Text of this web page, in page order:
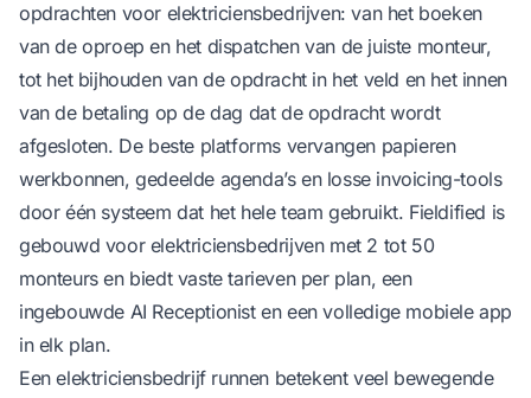
opdrachten voor elektriciensbedrijven: van het boeken
van de oproep en het dispatchen van de juiste monteur,
tot het bijhouden van de opdracht in het veld en het innen
van de betaling op de dag dat de opdracht wordt
afgesloten. De beste platforms vervangen papieren
werkbonnen, gedeelde agenda’s en losse invoicing-tools
door één systeem dat het hele team gebruikt. Fieldified is
gebouwd voor elektriciensbedrijven met 2 tot 50
monteurs en biedt vaste tarieven per plan, een
ingebouwde AI Receptionist en een volledige mobiele app
in elk plan.
Een elektriciensbedrijf runnen betekent veel bewegende